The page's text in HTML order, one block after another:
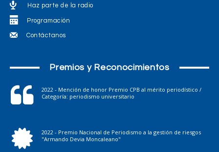
Haz parte de la radio
Programación
Contáctanos
Premios y Reconocimientos
2022 - Mención de honor Premio CPB al mérito periodístico /
Categoría: periodismo universitario
2022 - Premio Nacional de Periodismo a la gestión de riesgos
"Armando Devia Moncaleano"